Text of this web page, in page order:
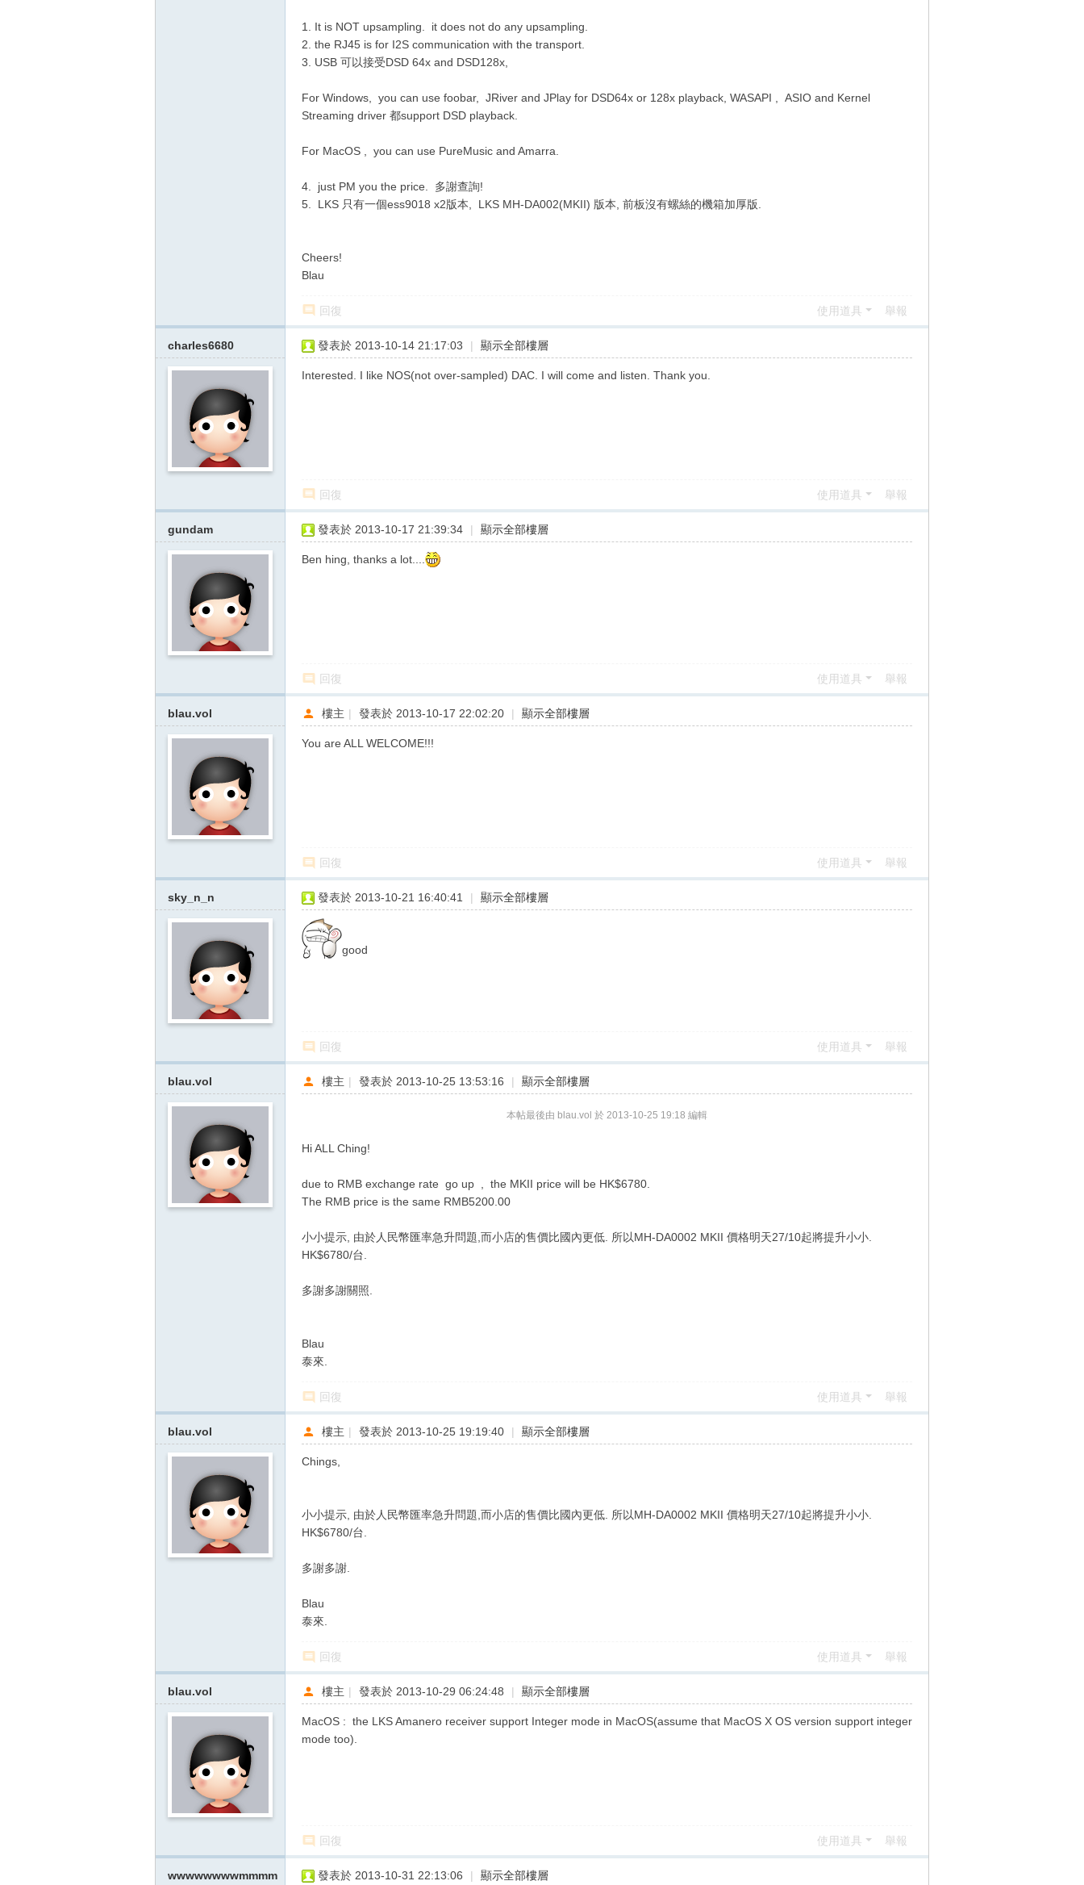
1. It is NOT upsampling. it does not do any upsampling.
2. the RJ45 is for I2S communication with the transport.
3. USB 可以接受DSD 64x and DSD128x,
For Windows, you can use foobar, JRiver and JPlay for DSD64x or 128x playback, WASAPI , ASIO and Kernel
Streaming driver 都support DSD playback.
For MacOS , you can use PureMusic and Amarra.
4. just PM you the price. 多謝查詢!
5. LKS 只有一個ess9018 x2版本, LKS MH-DA002(MKII) 版本, 前板沒有螺絲的機箱加厚版.
Cheers!
Blau
回復 使用道具 舉報
charles6680 發表於 2013-10-14 21:17:03 | 顯示全部樓層
Interested. I like NOS(not over-sampled) DAC. I will come and listen. Thank you.
回復 使用道具 舉報
gundam 發表於 2013-10-17 21:39:34 | 顯示全部樓層
Ben hing, thanks a lot....
回復 使用道具 舉報
blau.vol 樓主 | 發表於 2013-10-17 22:02:20 | 顯示全部樓層
You are ALL WELCOME!!!
回復 使用道具 舉報
sky_n_n 發表於 2013-10-21 16:40:41 | 顯示全部樓層
good
回復 使用道具 舉報
blau.vol 樓主 | 發表於 2013-10-25 13:53:16 | 顯示全部樓層
本帖最後由 blau.vol 於 2013-10-25 19:18 編輯
Hi ALL Ching!
due to RMB exchange rate go up , the MKII price will be HK$6780.
The RMB price is the same RMB5200.00
小小提示, 由於人民幣匯率急升問題,而小店的售價比國內更低. 所以MH-DA0002 MKII 價格明天27/10起將提升小小.
HK$6780/台.
多謝多謝關照.
Blau
泰來.
回復 使用道具 舉報
blau.vol 樓主 | 發表於 2013-10-25 19:19:40 | 顯示全部樓層
Chings,
小小提示, 由於人民幣匯率急升問題,而小店的售價比國內更低. 所以MH-DA0002 MKII 價格明天27/10起將提升小小.
HK$6780/台.
多謝多謝.
Blau
泰來.
回復 使用道具 舉報
blau.vol 樓主 | 發表於 2013-10-29 06:24:48 | 顯示全部樓層
MacOS : the LKS Amanero receiver support Integer mode in MacOS(assume that MacOS X OS version support integer
mode too).
回復 使用道具 舉報
wwwwwwwwmmmm 發表於 2013-10-31 22:13:06 | 顯示全部樓層